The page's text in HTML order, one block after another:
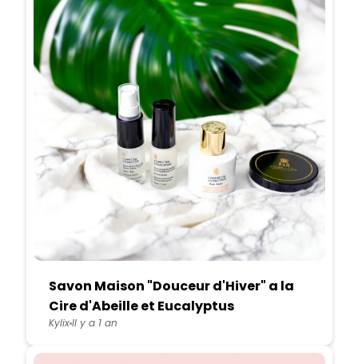
Savon Maison "Douceur d'Hiver" a la
Cire d'Abeille et Eucalyptus
KylixIl y a 1 an